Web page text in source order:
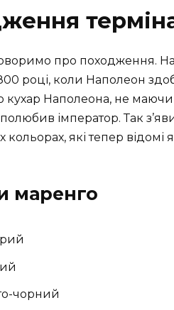
про походження.
році, коли Наполеон
кухар Наполеона, не маючи
імператор. Так
кольорах, які тепер відомі
маренго
чорний